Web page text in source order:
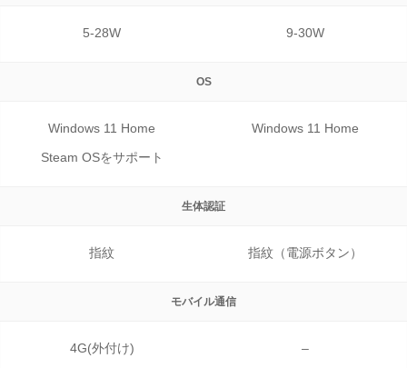
5-28W 9-30W
OS
Windows 11 Home
Steam OSをサポート
Windows 11 Home
生体認証
指紋 指紋（電源ボタン）
モバイル通信
4G(外付け) –